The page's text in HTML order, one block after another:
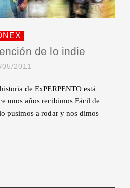
de lo indie
05/2011
de ExPERPENTO está
unos años recibimos Fácil de
pusimos a rodar y nos dimos